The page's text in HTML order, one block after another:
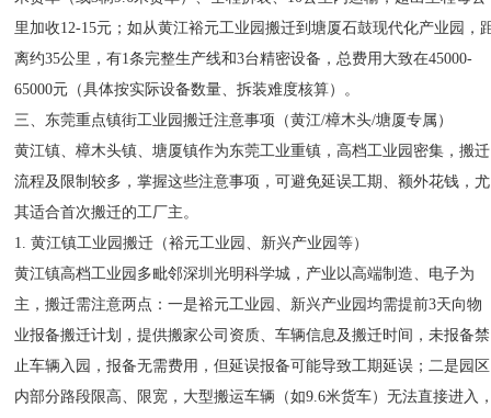
里加收12-15元；如从黄江裕元工业园搬迁到塘厦石鼓现代化产业园，
离约35公里，有1条完整生产线和3台精密设备，总费用大致在45000-
65000元（具体按实际设备数量、拆装难度核算）。
三、东莞重点镇街工业园搬迁注意事项（黄江/樟木头/塘厦专属）
黄江镇、樟木头镇、塘厦镇作为东莞工业重镇，高档工业园密集，搬迁
流程及限制较多，掌握这些注意事项，可避免延误工期、额外花钱，尤
其适合首次搬迁的工厂主。
1. 黄江镇工业园搬迁（裕元工业园、新兴产业园等）
黄江镇高档工业园多毗邻深圳光明科学城，产业以高端制造、电子为
主，搬迁需注意两点：一是裕元工业园、新兴产业园均需提前3天向物
业报备搬迁计划，提供搬家公司资质、车辆信息及搬迁时间，未报备禁
止车辆入园，报备无需费用，但延误报备可能导致工期延误；二是园区
内部分路段限高、限宽，大型搬运车辆（如9.6米货车）无法直接进入